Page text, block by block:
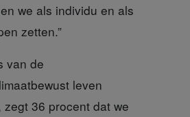
we als individu en als
zetten.”
van de
leven
36 procent dat we